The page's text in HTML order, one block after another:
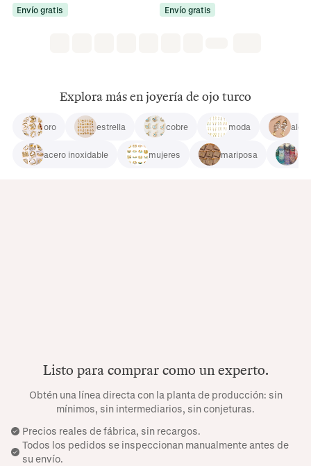
Envío gratis Envío gratis
Explora más en joyería de ojo turco
oro estrella cobre moda
acero inoxidable mujeres mariposa
Listo para comprar como un experto.
Obtén una línea directa con la planta de producción: sin
mínimos, sin intermediarios, sin conjeturas.
Precios reales de fábrica, sin recargos.
Todos los pedidos se inspeccionan manualmente antes de
su envío.